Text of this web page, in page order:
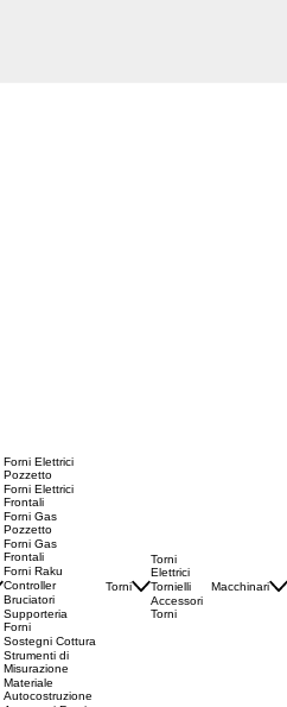
Forni Elettrici
Pozzetto
Forni Elettrici
Frontali
Forni Gas
Pozzetto
Forni Gas
Frontali
Forni Raku
Controller
Bruciatori
Supporteria
Forni
Sostegni Cottura
Strumenti di
Misurazione
Materiale
Autocostruzione
Torni
Torni
Elettrici
Tornielli
Accessori
Torni
Macchinari